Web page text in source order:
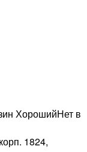
ХорошийНет в
1824,